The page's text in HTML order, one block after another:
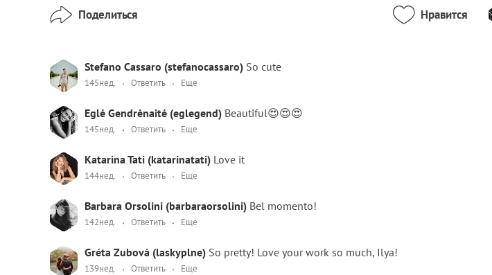
Поделиться Нравится
Stefano Cassaro (stefanocassaro) So cute
145нед. Ответить Еще
Eglė Gendrėnaitė (eglegend) Beautiful😍😍😍
145нед. Ответить Еще
Katarina Tati (katarinatati) Love it
144нед. Ответить Еще
Barbara Orsolini (barbaraorsolini) Bel momento!
142нед. Ответить Еще
Gréta Zubová (laskyplne) So pretty! Love your work so much, Ilya!
139нед. Ответить Еще